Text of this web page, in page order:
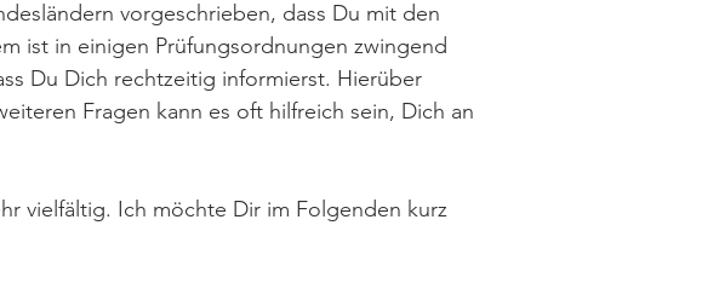
vorgeschrieben, dass Du mit den
ist in einigen Prüfungsordnungen zwingend
Du Dich rechtzeitig informierst. Hierüber
Fragen kann es oft hilfreich sein, Dich an
vielfältig. Ich möchte Dir im Folgenden kurz